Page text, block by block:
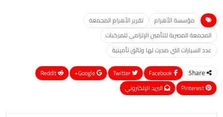
مؤسسة الأهرام
تقرير الأهرام المجمعة
المجمعة المصرية للتأمين الإلزامى للمركبات
عدد السيارات التي صدرت لها وثائق تأمينية
Share
Google+
ReddIt
Pinterest
البريد الإلكتروني